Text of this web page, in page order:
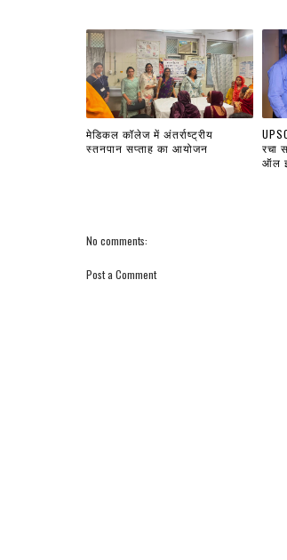
मेडिकल कॉलेज में अंतर्राष्ट्रीय
स्तनपान सप्ताह का आयोजन
रचा
ऑल
No comments:
Post a Comment